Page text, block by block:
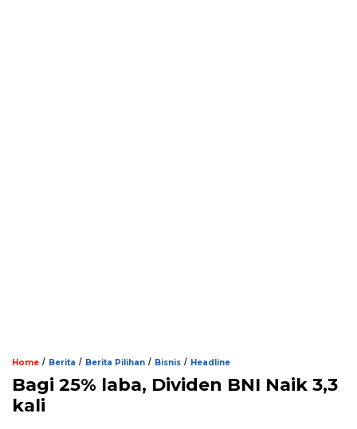
Home / Berita / Berita Pilihan / Bisnis / Headline
Bagi 25% laba, Dividen BNI Naik 3,3
kali